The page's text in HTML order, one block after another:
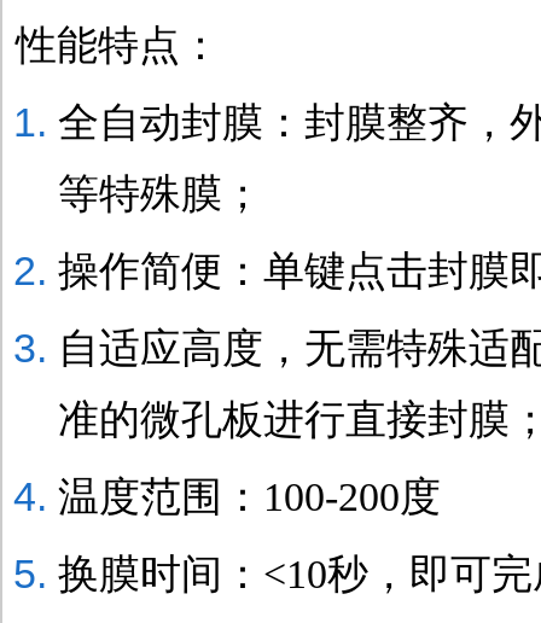
性能特点：
全自动封膜：封膜整齐，
等特殊膜；
操作简便：单键点击封膜
自适应高度，无需特殊适
准的微孔板进行直接封膜
温度范围：100-200度
换膜时间：<10秒，即可